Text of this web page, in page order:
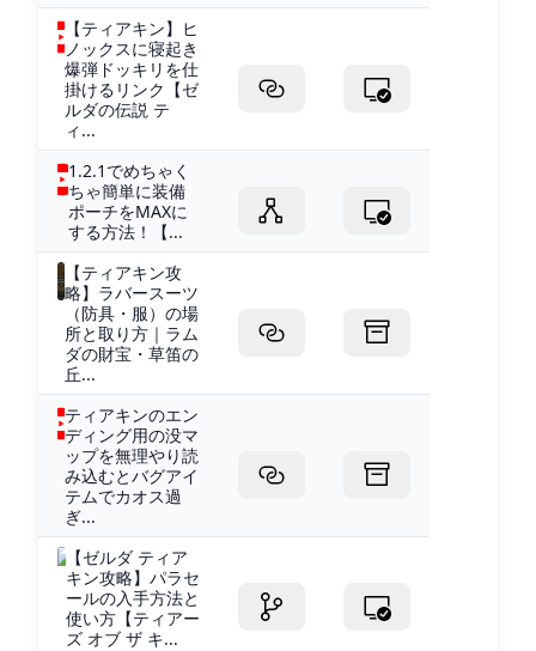
【ティアキン】ヒ
ノックスに寝起き
爆弾ドッキリを仕
掛けるリンク【ゼ
ルダの伝説 テ
ィ...
1.2.1でめちゃく
ちゃ簡単に装備
ポーチをMAXに
する方法！【...
【ティアキン攻
略】ラバースーツ
（防具・服）の場
所と取り方｜ラム
ダの財宝・草笛の
丘...
ティアキンのエン
ディング用の没マ
ップを無理やり読
み込むとバグアイ
テムでカオス過
ぎ...
【ゼルダ ティア
キン攻略】パラセ
ールの入手方法と
使い方【ティアー
ズ オブ ザ キ...